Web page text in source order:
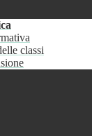
classi